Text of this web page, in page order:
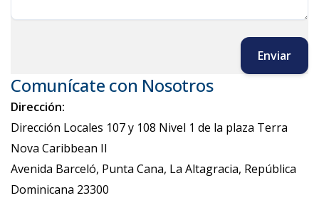
Enviar
Comunícate con Nosotros
Dirección:
Dirección Locales 107 y 108 Nivel 1 de la plaza Terra
Nova Caribbean II
Avenida Barceló, Punta Cana, La Altagracia, República
Dominicana 23300